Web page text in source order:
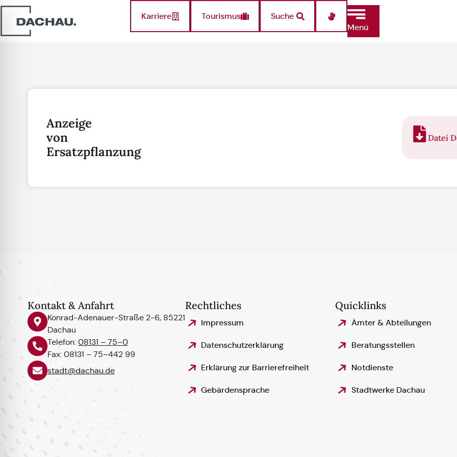
Karriere Tourismus
Suche
Menü
Anzeige
von
Ersatzpflanzung
Datei
Kontakt & Anfahrt
Konrad-Adenauer-Straße 2-6, 85221
Dachau
Telefon: 08131 – 75–0
Fax: 08131 – 75–442 99
stadt@dachau.de
Rechtliches
Impressum
Datenschutzerklärung
Erklärung zur Barrierefreiheit
Gebärdensprache
Quicklinks
Ämter & Abteilungen
Beratungsstellen
Notdienste
Stadtwerke Dachau